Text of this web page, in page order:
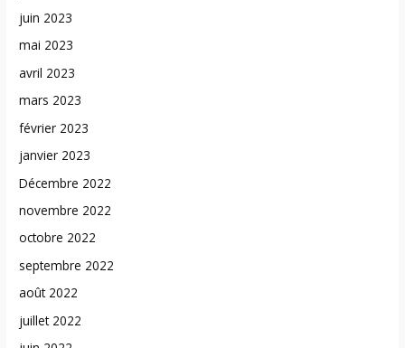
juin 2023
mai 2023
avril 2023
mars 2023
février 2023
janvier 2023
Décembre 2022
novembre 2022
octobre 2022
septembre 2022
août 2022
juillet 2022